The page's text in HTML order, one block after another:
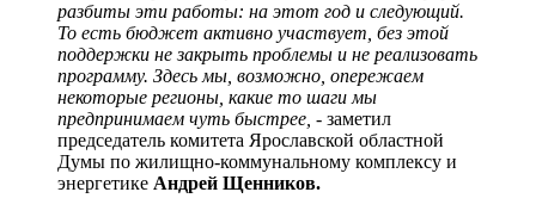
разбиты эти работы: на этот год и следующий.
То есть бюджет активно участвует, без этой
поддержки не закрыть проблемы и не реализовать
программу. Здесь мы, возможно, опережаем
некоторые регионы, какие то шаги мы
предпринимаем чуть быстрее, - заметил
председатель комитета Ярославской областной
Думы по жилищно-коммунальному комплексу и
энергетике Андрей Щенников.